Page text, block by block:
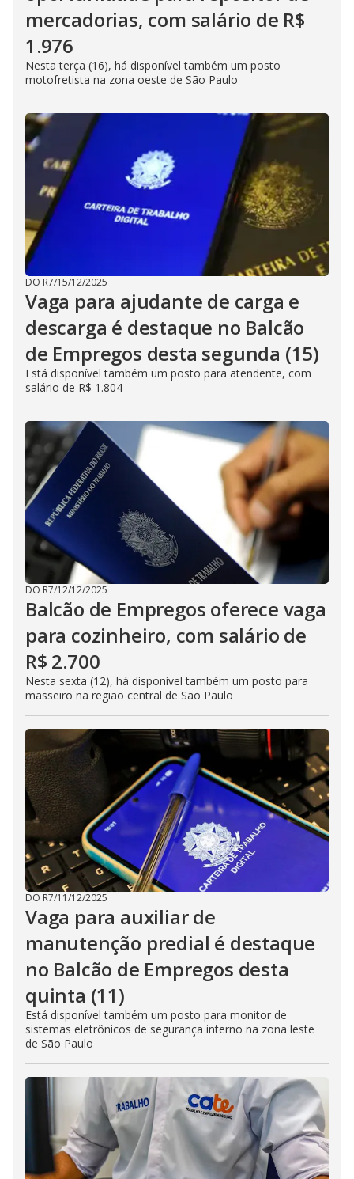
mercadorias, com salário de R$
1.976
Nesta terça (16), há disponível também um posto
motofretista na zona oeste de São Paulo
DO R7/15/12/2025
Vaga para ajudante de carga e
descarga é destaque no Balcão
de Empregos desta segunda (15)
Está disponível também um posto para atendente, com
salário de R$ 1.804
DO R7/12/12/2025
Balcão de Empregos oferece vaga
para cozinheiro, com salário de
R$ 2.700
Nesta sexta (12), há disponível também um posto para
masseiro na região central de São Paulo
DO R7/11/12/2025
Vaga para auxiliar de
manutenção predial é destaque
no Balcão de Empregos desta
quinta (11)
Está disponível também um posto para monitor de
sistemas eletrônicos de segurança interno na zona leste
de São Paulo